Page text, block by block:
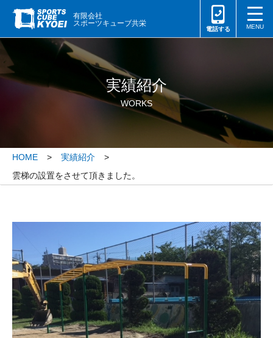
有限会社
スポーツキューブ共栄
MENU
実績紹介
WORKS
HOME
実績紹介
雲梯の設置をさせて頂きました。